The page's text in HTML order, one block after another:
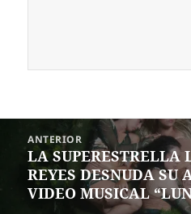
entradas
ANTERIOR
Entrada
anterior:
LA SUPERESTRELLA
REYES DESNUDA SU
VIDEO MUSICAL